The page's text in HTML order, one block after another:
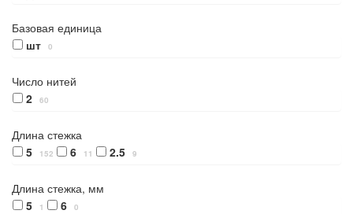
Базовая единица
шт
0
Число нитей
2
60
Длина стежка
5
152 6 11 2.5 9
Длина стежка, мм
5
1 6 0